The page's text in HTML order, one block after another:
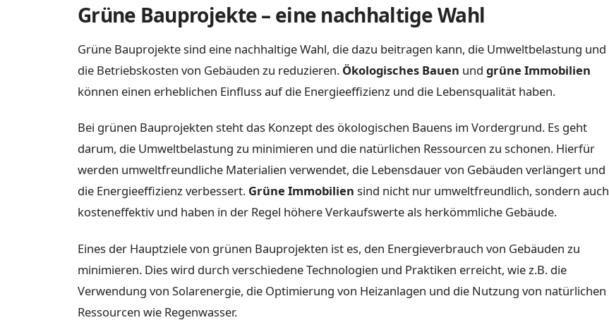
Grüne Bauprojekte – eine nachhaltige Wahl
Grüne Bauprojekte sind eine nachhaltige Wahl, die dazu beitragen kann, die Umweltbelastung und
die Betriebskosten von Gebäuden zu reduzieren. Ökologisches Bauen und grüne Immobilien
können einen erheblichen Einfluss auf die Energieeffizienz und die Lebensqualität haben.
Bei grünen Bauprojekten steht das Konzept des ökologischen Bauens im Vordergrund. Es geht
darum, die Umweltbelastung zu minimieren und die natürlichen Ressourcen zu schonen. Hierfür
werden umweltfreundliche Materialien verwendet, die Lebensdauer von Gebäuden verlängert und
die Energieeffizienz verbessert. Grüne Immobilien sind nicht nur umweltfreundlich, sondern auch
kosteneffektiv und haben in der Regel höhere Verkaufswerte als herkömmliche Gebäude.
Eines der Hauptziele von grünen Bauprojekten ist es, den Energieverbrauch von Gebäuden zu
minimieren. Dies wird durch verschiedene Technologien und Praktiken erreicht, wie z.B. die
Verwendung von Solarenergie, die Optimierung von Heizanlagen und die Nutzung von natürlichen
Ressourcen wie Regenwasser.